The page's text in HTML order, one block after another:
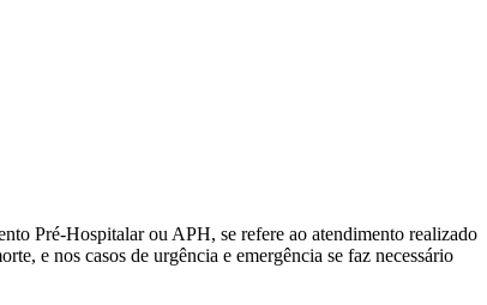
Pré-Hospitalar ou APH, se refere ao atendimento realizado
e nos casos de urgência e emergência se faz necessário